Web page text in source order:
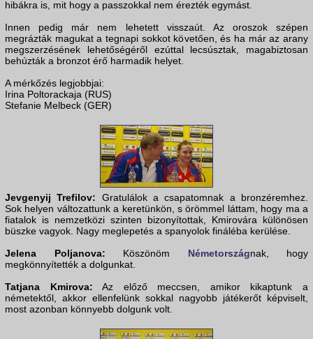
hibákra is, mit hogy a passzokkal nem érezték egymást.
Innen pedig már nem lehetett visszaút. Az oroszok szépen
megrázták magukat a tegnapi sokkot követően, és ha már az arany
megszerzésének lehetőségéről ezúttal lecsúsztak, magabiztosan
behúzták a bronzot érő harmadik helyet.
A mérkőzés legjobbjai:
Irina Poltorackaja (RUS)
Stefanie Melbeck (GER)
Jevgenyij Trefilov: Gratulálok a csapatomnak a bronzéremhez.
Sok helyen változattunk a keretünkön, s örömmel láttam, hogy ma a
fiatalok is nemzetközi szinten bizonyítottak, Kmirovára különösen
büszke vagyok. Nagy meglepetés a spanyolok fináléba kerülése.
Jelena Poljanova: Köszönöm Németországnak, hogy
megkönnyítették a dolgunkat.
Tatjana Kmirova: Az előző meccsen, amikor kikaptunk a
németektől, akkor ellenfelünk sokkal nagyobb játékerőt képviselt,
most azonban könnyebb dolgunk volt.